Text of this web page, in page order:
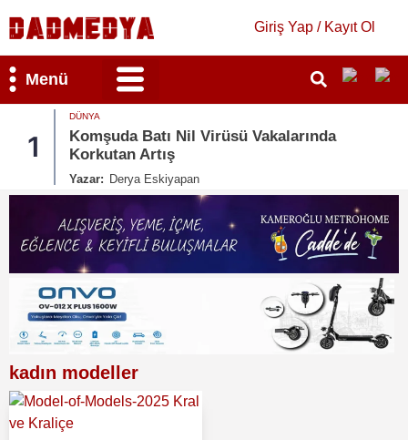
Giriş Yap / Kayıt Ol
Menü
Komşuda Batı Nil Virüsü Vakalarında
Korkutan Artış
Derya Eskiyapan
kadın modeller